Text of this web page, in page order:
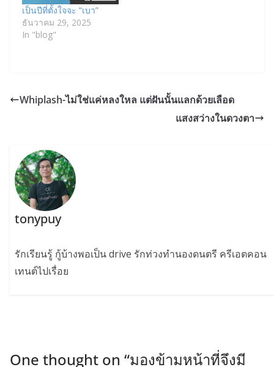
เป็นปีที่ตั้งใจจะ “เบา”
ธันวาคม 29, 2025
In "blog"
Whiplash-ไม่ใช่แค่หลงใหล แต่ฝันนั้นแลกด้วยเลือด
แสงสว่างในดวงตา
tonypuy
รักเรียนรู้ กู้บ้างพอเป็น drive รักท่วงทำนองดนตรี ครีเอตคอน
เทนต์ไปเรื่อย
One thought on “มองข้ามหน้าที่จึงมี